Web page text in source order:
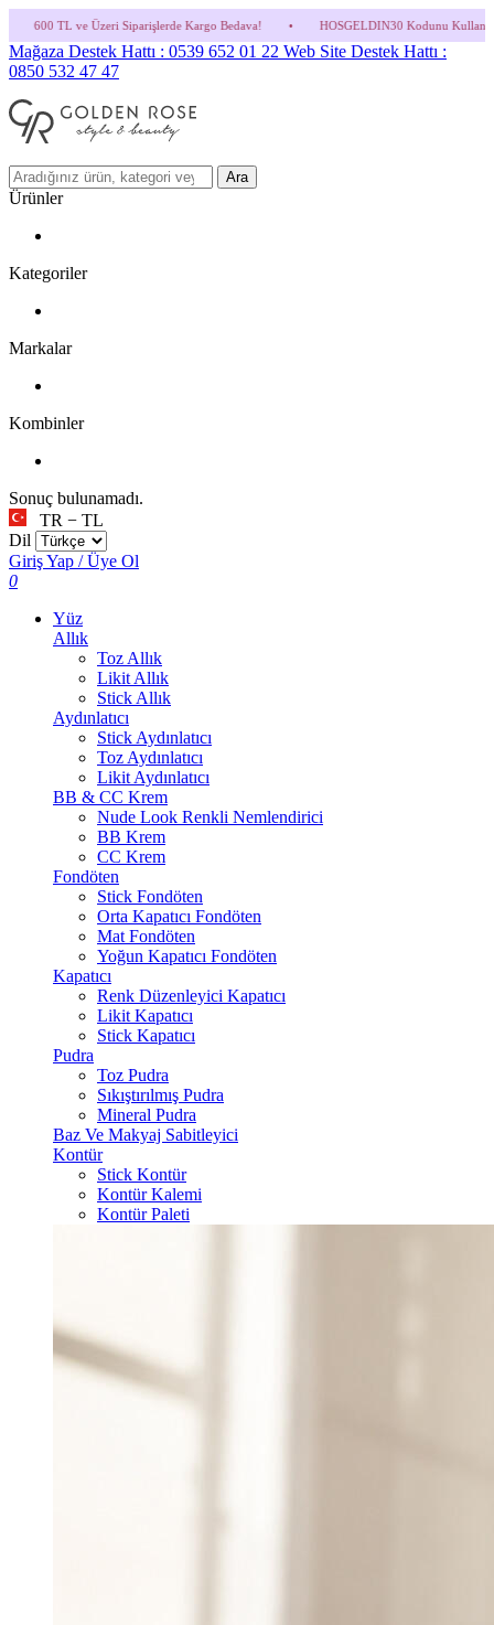
Kargo Bedava! • HOSGELDIN30 Kodunu Kullanmayı Unutma! (Parfüm
Mağaza Destek Hattı : 0539 652 01 22 Web Site Destek Hattı :
0850 532 47 47
Ara
Ürünler
Kategoriler
Markalar
Kombinler
Sonuç bulunamadı.
TR − TL
Dil
Giriş Yap / Üye Ol
0
Yüz
Allık
Toz Allık
Likit Allık
Stick Allık
Aydınlatıcı
Stick Aydınlatıcı
Toz Aydınlatıcı
Likit Aydınlatıcı
BB & CC Krem
Nude Look Renkli Nemlendirici
BB Krem
CC Krem
Fondöten
Stick Fondöten
Orta Kapatıcı Fondöten
Mat Fondöten
Yoğun Kapatıcı Fondöten
Kapatıcı
Renk Düzenleyici Kapatıcı
Likit Kapatıcı
Stick Kapatıcı
Pudra
Toz Pudra
Sıkıştırılmış Pudra
Mineral Pudra
Baz Ve Makyaj Sabitleyici
Kontür
Stick Kontür
Kontür Kalemi
Kontür Paleti